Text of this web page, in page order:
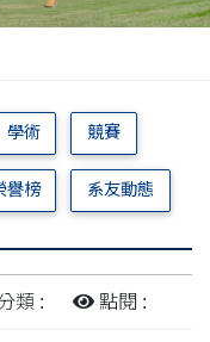
學術 競賽
譽榜 系友動態
類 : 點閱 :